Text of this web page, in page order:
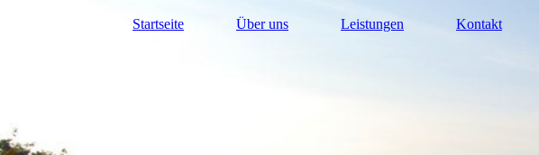
Startseite Über uns Leistungen Kontakt